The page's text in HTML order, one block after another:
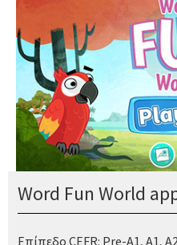
Word Fun World
Επίπεδο CEFR: Pre-A1, A1, A2